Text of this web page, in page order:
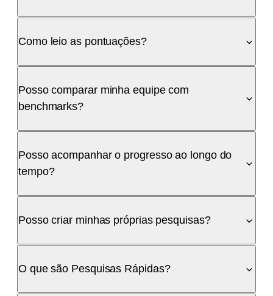
Como leio as pontuações?
Posso comparar minha equipe com
benchmarks?
Posso acompanhar o progresso ao longo do
tempo?
Posso criar minhas próprias pesquisas?
O que são Pesquisas Rápidas?